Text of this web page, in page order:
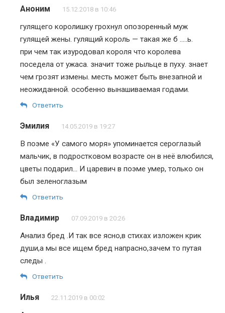
Аноним 15.12.2018 в 10:46
гулящего королишку грохнул опозоренный муж
гулящей жены. гулящий король — такая же б …..ь.
при чем так изуродовал короля что королева
поседела от ужаса. значит тоже рыльце в пуху. знает
чем грозят измены. месть может быть внезапной и
неожиданной. особенно вынашиваемая годами.
Ответить
Эмилия 14.05.2019 в 19:27
В поэме «У самого моря» упоминается сероглазый
мальчик, в подростковом возрасте он в неё влюбился,
цветы подарил… И царевич в поэме умер, только он
был зеленоглазым
Ответить
Владимир 07.09.2019 в 20:26
Анализ бред .И так все ясно,в стихах изложен крик
души,а мы все ищем бред напрасно,зачем то путая
следы .
Ответить
Илья 22.11.2019 в 00:02